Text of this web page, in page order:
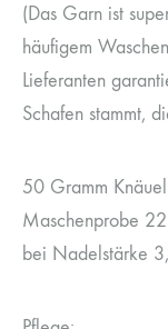
(Das Garn ist
häufigem
Lieferanten
Schafen stammt,
50 Gramm
Maschenprobe
bei Nadelstärke